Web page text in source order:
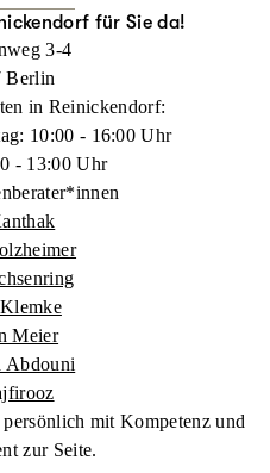
für Sie da!
3-4
Berlin
in Reinickendorf:
10:00 - 16:00 Uhr
- 13:00 Uhr
Meier
Abdouni
mit Kompetenz und
zur Seite.